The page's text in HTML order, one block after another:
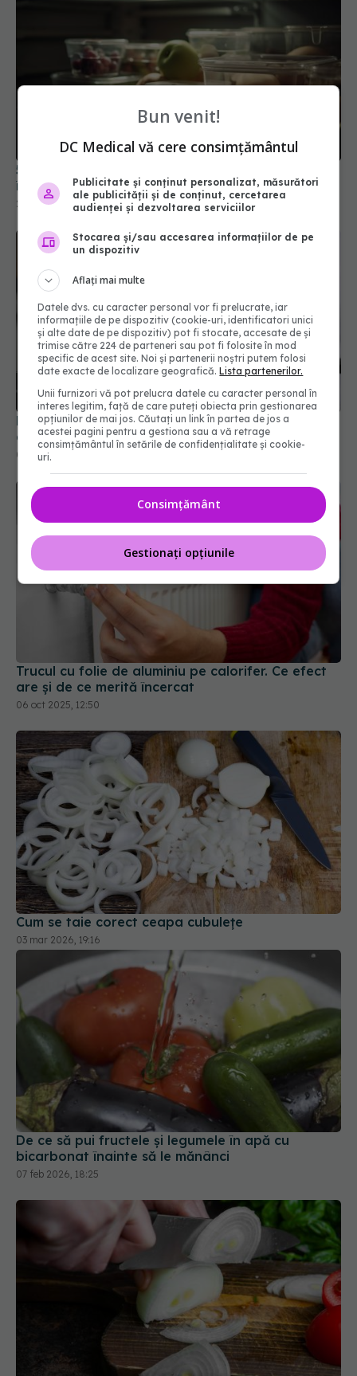
5 alimente pe care ar trebui să le ții la frigider, nu
în dulap sau pe masă
25 feb 2026, 13:21
Momentul în care adaugi uleiul în tigaie este una
dintre cele mai frecvente dileme din bucătărie.
05 mar 2026, 18:06
Trucul cu folie de aluminiu pe calorifer. Ce efect
are și de ce merită încercat
06 oct 2025, 12:50
Cum se taie corect ceapa cubulețe
03 mar 2026, 19:16
De ce să pui fructele și legumele în apă cu
bicarbonat înainte să le mănânci
07 feb 2026, 18:25
Bun venit!
DC Medical vă cere consimțământul
Publicitate și conținut personalizat, măsurători
ale publicității și de conținut, cercetarea
audienței și dezvoltarea serviciilor
Stocarea și/sau accesarea informațiilor de pe
un dispozitiv
Aflați mai multe
Datele dvs. cu caracter personal vor fi prelucrate, iar
informațiile de pe dispozitiv (cookie-uri, identificatori unici
și alte date de pe dispozitiv) pot fi stocate, accesate de și
trimise către 224 de parteneri sau pot fi folosite în mod
specific de acest site. Noi și partenerii noștri putem folosi
date exacte de localizare geografică.Lista partenerilor.
Unii furnizori vă pot prelucra datele cu caracter personal în
interes legitim, față de care puteți obiecta prin gestionarea
opțiunilor de mai jos. Căutați un link în partea de jos a
acestei pagini pentru a gestiona sau a vă retrage
consimțământul în setările de confidențialitate și cookie-
uri.
Consimțământ
Gestionați opțiunile